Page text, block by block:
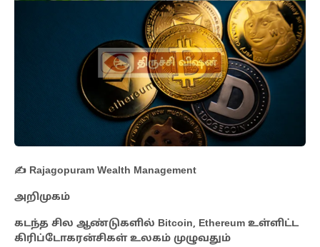
✍️ Rajagopuram Wealth Management
அறிமுகம்
கடந்த சில ஆண்டுகளில் Bitcoin, Ethereum உள்ளிட்ட
கிரிப்டோகரன்சிகள் உலகம் முழுவதும்